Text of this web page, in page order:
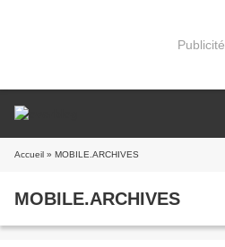
Publicité
Accueil » MOBILE.ARCHIVES
MOBILE.ARCHIVES